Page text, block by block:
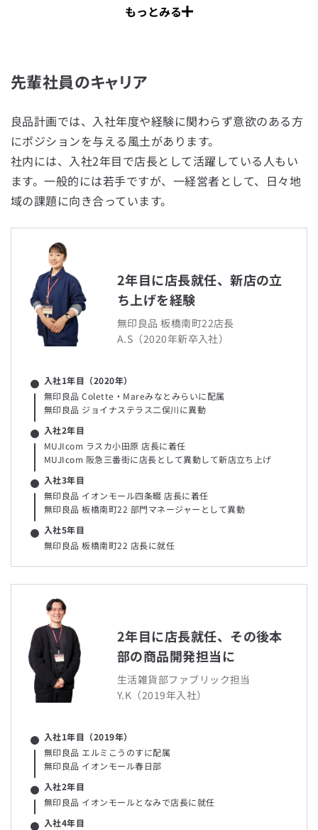
Video
店長インタビュー - 店長の仕事とやりがい
店長の仕事、店長が日々どんなことを考え、何を目指しながら
るインタビューです。
Video
店長×本部社員対談 - 本部と現場の関係
店長や現場と本部の関りについて2名の社員が対談形式でお届け
します。現場が主役であり、それを支える本部という体制につい
て実感いただけます。
Play
Video
本部若手社員インタビュー - 店長経験がどう生きている
店長を経て現在は本部で働く若手社員のインタビューです。現場
や店長での経験がどのように現在の仕事に生かされているかを
お伝えします。
もっとみる
先輩社員のキャリア
良品計画では、入社年度や経験に関わらず意欲のある方
にポジションを与える風土があります。
社内には、入社2年目で店長として活躍している人もい
ます。一般的には若手ですが、一経営者として、日々地
域の課題に向き合っています。
2年目に店長就任、新店の立
ち上げを経験
無印良品 板橋南町22店長
A.S（2020年新卒入社）
入社1年目（2020年）
無印良品 Colette・Mareみなとみらいに配属
無印良品 ジョイナステラス二俣川に異動
入社2年目
MUJIcom ラスカ小田原 店長に着任
MUJIcom 阪急三番街に店長として異動して新店立ち上げ
入社3年目
無印良品 イオンモール四条畷 店長に着任
無印良品 板橋南町22 部門マネージャーとして異動
入社5年目
無印良品 板橋南町22 店長に就任
2年目に店長就任、その後本
部の商品開発担当に
生活雑貨部ファブリック担当
Y.K（2019年入社）
入社1年目（2019年）
無印良品 エルミこうのすに配属
無印良品 イオンモール春日部
入社2年目
無印良品 イオンモールとなみで店長に就任
入社4年目